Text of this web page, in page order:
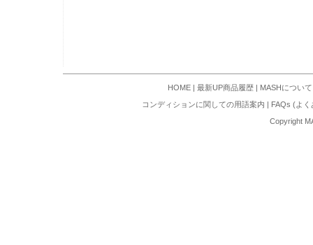
HOME | 最新UP商品履歴 | MASHについて
コンディションに関しての用語案内 | FAQs (よ
Copyright